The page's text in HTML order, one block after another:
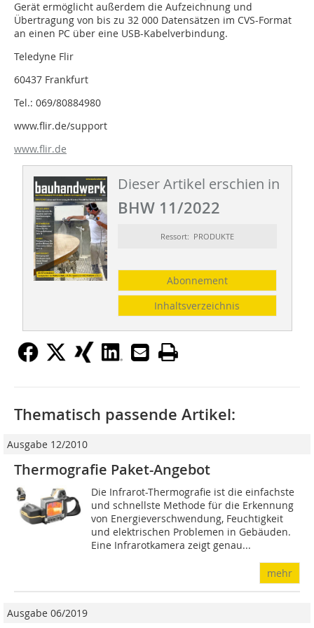
Gerät ermöglicht außerdem die Aufzeichnung und
Übertragung von bis zu 32 000 Datensätzen im CVS-Format
an einen PC über eine USB-Kabelverbindung.
Teledyne Flir
60437 Frankfurt
Tel.: 069/80884980
www.flir.de/support
www.flir.de
Dieser Artikel erschien in
BHW 11/2022
Ressort: PRODUKTE
Abonnement
Inhaltsverzeichnis
Thematisch passende Artikel:
Ausgabe 12/2010
Thermografie Paket-Angebot
Die Infrarot-Thermografie ist die einfachste
und schnellste Methode für die Erkennung
von Energieverschwendung, Feuchtigkeit
und elektrischen Problemen in Gebäuden.
Eine Infrarotkamera zeigt genau...
mehr
Ausgabe 06/2019